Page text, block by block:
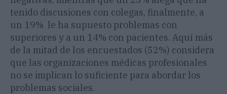
tenido discusiones con colegas, finalmente, a
un 19% le ha supuesto problemas con
superiores y a un 14% con pacientes. Aquí más
de la mitad de los encuestados (52%) considera
que las organizaciones médicas profesionales
no se implican lo suficiente para abordar los
problemas sociales.